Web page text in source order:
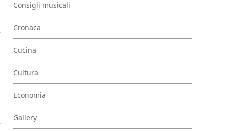
Consigli musicali
Cronaca
Cucina
Cultura
Economia
Gallery